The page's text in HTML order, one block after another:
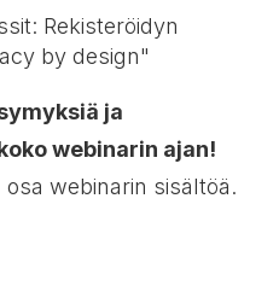
Rekisteröidyn
by design"
ja
webinarin ajan!
webinarin sisältöä.